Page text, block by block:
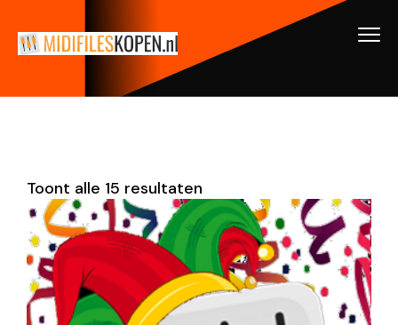
Toont alle 15 resultaten